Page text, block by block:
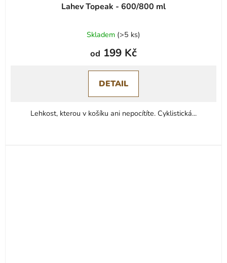
Lahev Topeak - 600/800 ml
Skladem (>5 ks)
od 199 Kč
DETAIL
Lehkost, kterou v košíku ani nepocítíte. Cyklistická...